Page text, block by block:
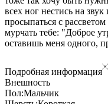
всех ног нестись на
просыпаться с
мурчать тебе: "Доброе
оставишь меня одного,
Подробная информация
Внешность
Пол:Мальчик